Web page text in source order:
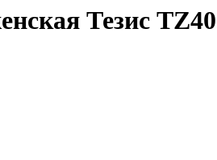
Тезис